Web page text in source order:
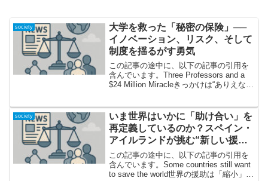
society
大学を救った「秘密の保険」──
イノベーション、リスク、そして
制度を揺るがす勇気
この記事の途中に、以下の記事の引用を
含んでいます。Three Professors and a
$24 Million Miracleきっかけは“ありえない
リノイ...
society
いま世界はいかに「助け合い」を
再定義しているのか？スペイン・
アイルランドが挑む“新しい援
助”のかたち
この記事の途中に、以下の記事の引用を
含んでいます。Some countries still want
to save the world世界の援助は「縮小」か